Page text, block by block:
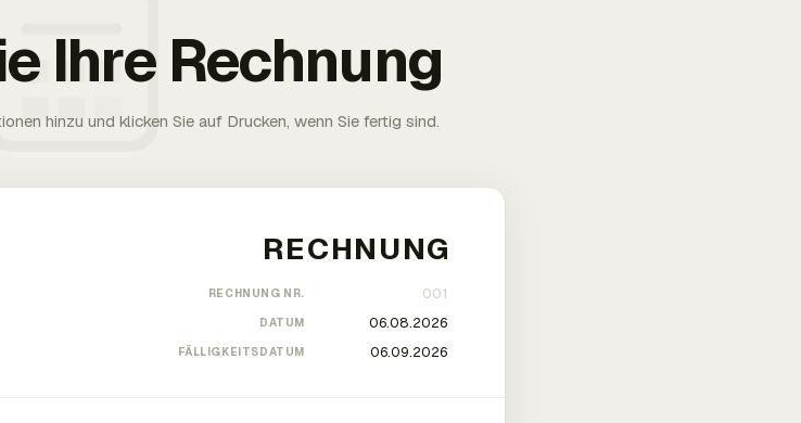
Ihre Rechnung
hinzu und klicken Sie auf Drucken, wenn Sie fertig sind.
RECHNUNG NR.
DATUM
FÄLLIGKEITSDATUM